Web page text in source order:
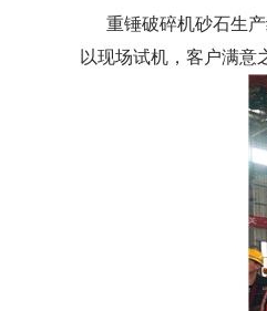
重锤破碎机砂石生产
以现场试机，客户满意